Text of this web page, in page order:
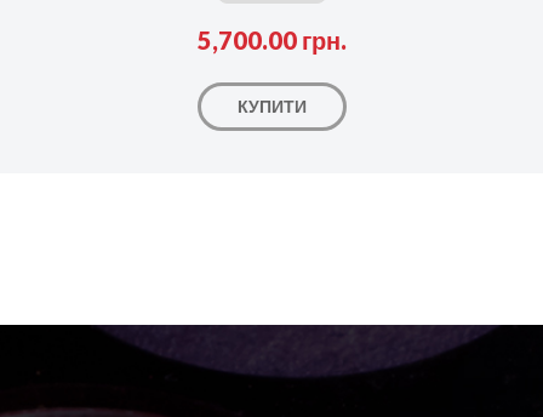
5,700.00 грн.
КУПИТИ